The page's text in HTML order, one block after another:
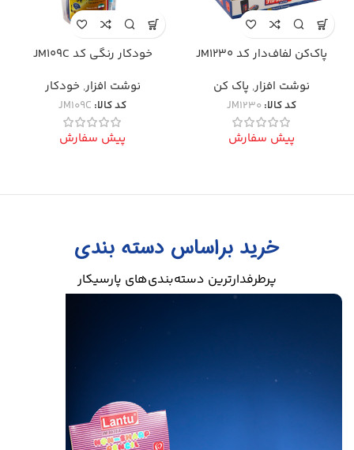
پاک‌کن لفاف‌دار کد JM1130
نوشت افزار, پاک کن
کد کالا:JM1130
پیش سفارش
پاک‌کن کد JM1248
نوشت افزار, پاک کن
کد کالا: JM1248
پیش سفارش
خرید براساس دسته بندی
پرطرفدارترین دسته‌بندی‌های پارسیکار